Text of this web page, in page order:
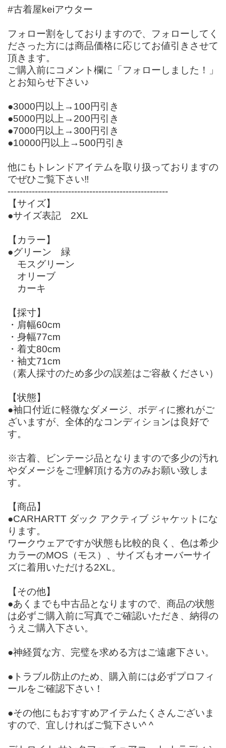
#古着屋keiアウター
フォロー割をしておりますので、フォローしてく
ださった方には商品価格に応じてお値引きさせて
頂きます。
ご購入前にコメント欄に「フォローしました！」
とお知らせ下さい♪
●3000円以上→100円引き
●5000円以上→200円引き
●7000円以上→300円引き
●10000円以上→500円引き
他にもトレンドアイテムを取り扱っておりますの
でぜひご覧下さい‼︎
-----------------------------------------------------
【サイズ】
●サイズ表記 2XL
【カラー】
●グリーン 緑
モスグリーン
オリーブ
カーキ
【採寸】
・肩幅60cm
・身幅77cm
・着丈80cm
・袖丈71cm
（素人採寸のため多少の誤差はご容赦ください）
【状態】
●袖口付近に軽微なダメージ、ボディに擦れがご
ざいますが、全体的なコンディションは良好で
す。
※古着、ビンテージ品となりますので多少の汚れ
やダメージをご理解頂ける方のみお願い致しま
す。
【商品】
●CARHARTT ダック アクティブ ジャケットにな
ります。
ワークウェアですが状態も比較的良く、色は希少
カラーのMOS（モス）、サイズもオーバーサイ
ズに着用いただける2XL。
【その他】
●あくまでも中古品となりますので、商品の状態
は必ずご購入前に写真でご確認いただき、納得の
うえご購入下さい。
●神経質な方、完璧を求める方はご遠慮下さい。
●トラブル防止のため、購入前には必ずプロフィ
ールをご確認下さい！
●その他にもおすすめアイテムたくさんございま
すので、宜しければご覧下さい^ ^